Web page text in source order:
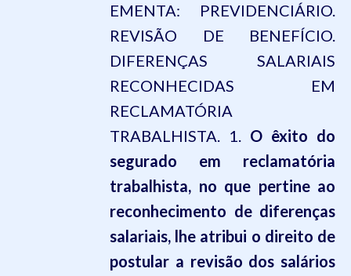
EMENTA: PREVIDENCIÁRIO.
REVISÃO DE BENEFÍCIO.
DIFERENÇAS SALARIAIS
RECONHECIDAS EM
RECLAMATÓRIA
TRABALHISTA. 1. O êxito do
segurado em reclamatória
trabalhista, no que pertine ao
reconhecimento de diferenças
salariais, lhe atribui o direito de
postular a revisão dos salários